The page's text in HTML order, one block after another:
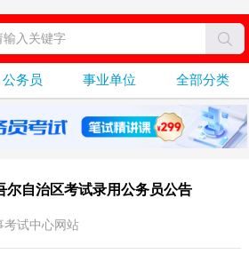
公务员 事业单位 全部分类
尔自治区考试录用公务员公告
考试中心网站